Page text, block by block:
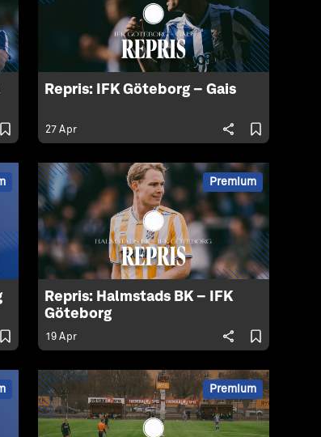
Repris: IFK Göteborg – Gais
27 Apr
Premium
Repris: Halmstads BK – IFK
Göteborg
19 Apr
Premium